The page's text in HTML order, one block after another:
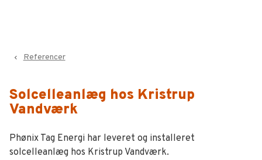
navigate_before Referencer
Solcelleanlæg hos Kristrup
Vandværk
Phønix Tag Energi har leveret og installeret
solcelleanlæg hos Kristrup Vandværk.